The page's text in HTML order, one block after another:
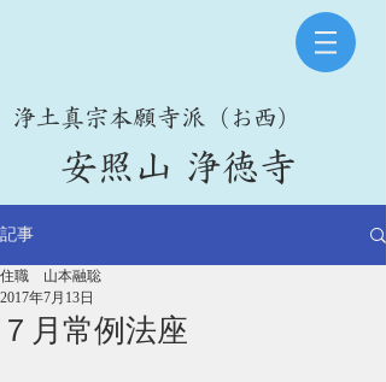
​浄土真宗本願寺派（お西）
​安照山 浄徳寺
記事
７月常例法座
住職 山本融聡
2017年7月13日